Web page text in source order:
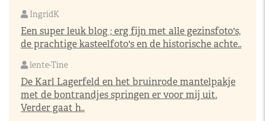
IngridK
Een super leuk blog ; erg fijn met alle gezinsfoto's,
de prachtige kasteelfoto's en de historische achte..
lente-Tine
De Karl Lagerfeld en het bruinrode mantelpakje
met de bontrandjes springen er voor mij uit.
Verder gaat h..